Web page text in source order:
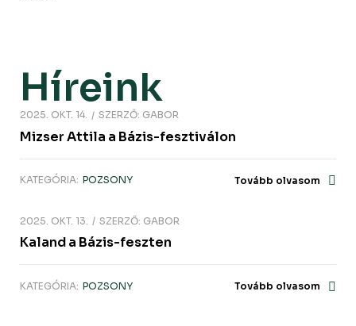
Híreink
2025. OKT. 14. SZERZŐ: GABOR
Mizser Attila a Bázis-fesztiválon
KATEGÓRIA: POZSONY Tovább olvasom
2025. OKT. 13. SZERZŐ: GABOR
Kaland a Bázis-feszten
KATEGÓRIA: POZSONY Tovább olvasom